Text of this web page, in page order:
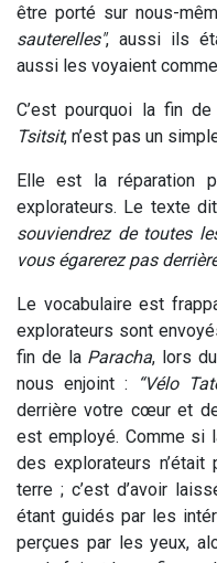
être porté sur nous-
sauterelles", aussi ils
aussi les voyaient
C’est pourquoi la fin
Tsitsit, n’est pas un
Elle est la réparation
explorateurs. Le texte
souviendrez de toutes
vous égarerez pas
Le vocabulaire est
explorateurs sont
fin de la Paracha, lors
nous enjoint :
“Vélo
derrière votre cœur et
est employé. Comme si
des explorateurs n’était
terre ; c’est d’avoir
étant guidés par les
perçues par les yeux,